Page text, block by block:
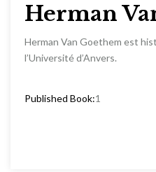
Herman
Herman Van Goethem est
l’Université d’Anvers.
Published Book:1